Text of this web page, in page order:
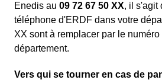
Enedis au 09 72 67 50 XX, il s'agit
téléphone d'ERDF dans votre
XX sont à remplacer par le numéro
département.
Vers qui se tourner en cas de